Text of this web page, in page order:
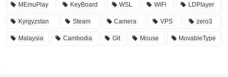
MEmuPlay KeyBoard WSL WiFi LDPlayer
Kyrgyzstan Steam Camera VPS zero3
Malaysia Cambodia Git Mouse MovableType